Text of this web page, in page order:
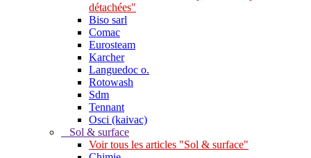
détachées"
Biso sarl
Comac
Eurosteam
Karcher
Languedoc o.
Rotowash
Sdm
Tennant
Osci (kaivac)
Sol & surface
Voir tous les articles "Sol & surface"